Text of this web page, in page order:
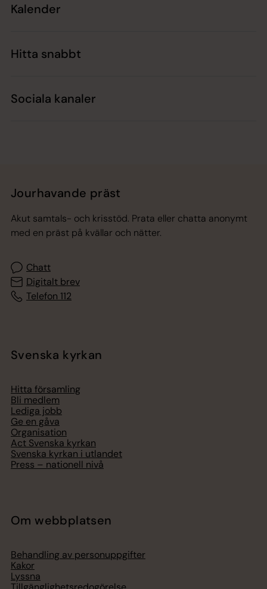
Kalender
Hitta snabbt
Sociala kanaler
Jourhavande präst
Akut samtals- och krisstöd. Prata eller chatta anonymt
med en präst på kvällar och nätter.
Chatt
Digitalt brev
Telefon 112
Svenska kyrkan
Hitta församling
Bli medlem
Lediga jobb
Ge en gåva
Organisation
Act Svenska kyrkan
Svenska kyrkan i utlandet
Press – nationell nivå
Om webbplatsen
Behandling av personuppgifter
Kakor
Lyssna